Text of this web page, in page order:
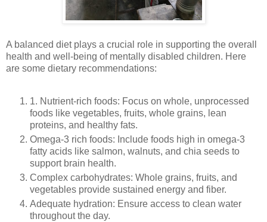
A balanced diet plays a crucial role in supporting the overall
health and well-being of mentally disabled children. Here
are some dietary recommendations:
1. Nutrient-rich foods: Focus on whole, unprocessed
foods like vegetables, fruits, whole grains, lean
proteins, and healthy fats.
Omega-3 rich foods: Include foods high in omega-3
fatty acids like salmon, walnuts, and chia seeds to
support brain health.
Complex carbohydrates: Whole grains, fruits, and
vegetables provide sustained energy and fiber.
Adequate hydration: Ensure access to clean water
throughout the day.